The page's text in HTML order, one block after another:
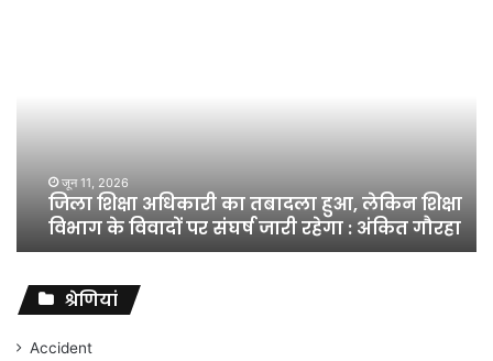
विवादों
संघर्ष
जारी
रहेगा
जून 11, 2026
जिला शिक्षा अधिकारी का तबादला हुआ, लेकिन शिक्षा
विभाग के विवादों पर संघर्ष जारी रहेगा : अंकित गौरहा
श्रेणियां
Accident